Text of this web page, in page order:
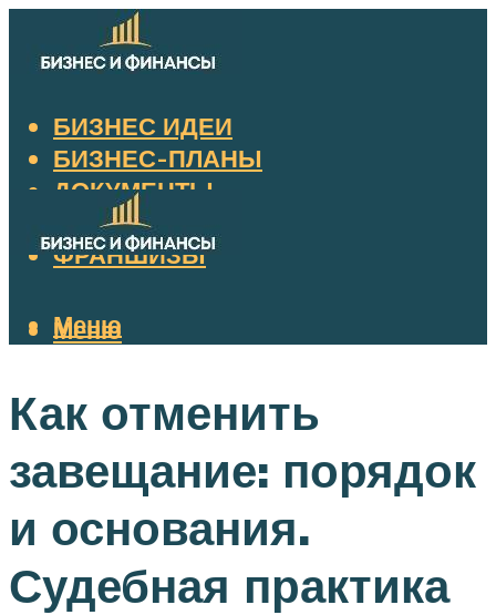
БИЗНЕС ИДЕИ
БИЗНЕС-ПЛАНЫ
ДОКУМЕНТЫ
НАЛОГИ
ФРАНШИЗЫ
Меню
Меню
Как отменить
завещание: порядок
и основания.
Судебная практика